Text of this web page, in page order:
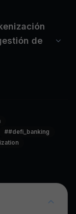
de
##defi_banking